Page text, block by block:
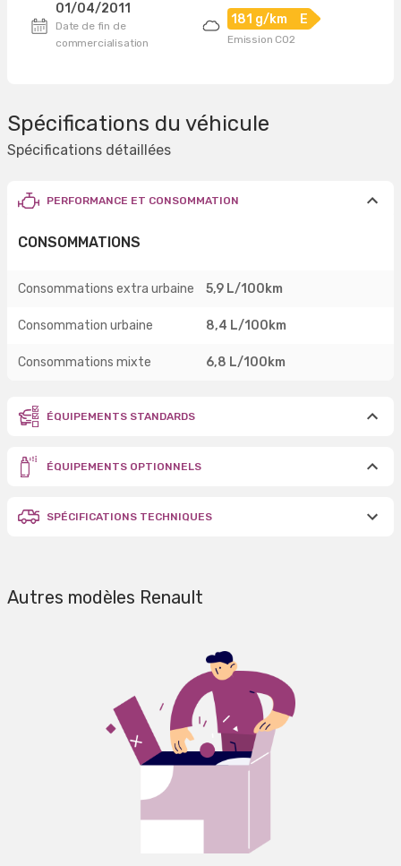
01/04/2011
Date de fin de
commercialisation
181 g/km E
Emission CO2
Spécifications du véhicule
Spécifications détaillées
PERFORMANCE ET CONSOMMATION
CONSOMMATIONS
Consommations extra urbaine 5,9 L/100km
Consommation urbaine 8,4 L/100km
Consommations mixte 6,8 L/100km
ÉQUIPEMENTS STANDARDS
ÉQUIPEMENTS OPTIONNELS
SPÉCIFICATIONS TECHNIQUES
Autres modèles Renault